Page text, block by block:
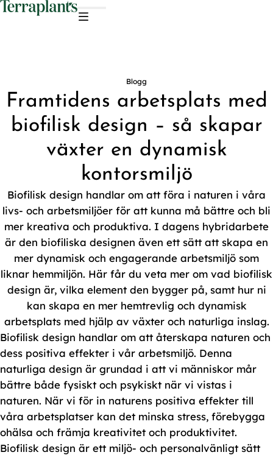
Hoppa till innehåll
Blogg
Framtidens arbetsplats med
biofilisk design – så skapar
växter en dynamisk
kontorsmiljö
Biofilisk design handlar om att föra i naturen i våra
livs- och arbetsmiljöer för att kunna må bättre och bli
mer kreativa och produktiva. I dagens hybridarbete
är den biofiliska designen även ett sätt att skapa en
mer dynamisk och engagerande arbetsmiljö som
liknar hemmiljön. Här får du veta mer om vad biofilisk
design är, vilka element den bygger på, samt hur ni
kan skapa en mer hemtrevlig och dynamisk
arbetsplats med hjälp av växter och naturliga inslag.
Biofilisk design handlar om att återskapa naturen och
dess positiva effekter i vår arbetsmiljö. Denna
naturliga design är grundad i att vi människor mår
bättre både fysiskt och psykiskt när vi vistas i
naturen. När vi för in naturens positiva effekter till
våra arbetsplatser kan det minska stress, förebygga
ohälsa och främja kreativitet och produktivitet.
Biofilisk design är ett miljö- och personalvänligt sätt